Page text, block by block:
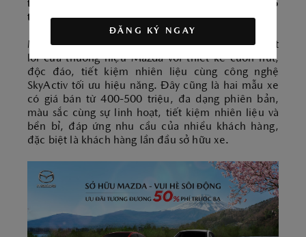
tương đương 50% phí trước bạ (áp dụng tùy theo
từng mẫu xe và phiên bản).
Mazda2 và Mazda CX-3 thừa hưởng các giá trị cốt
lõi của thương hiệu Mazda với thiết kế cuốn hút,
độc đáo, tiết kiệm nhiên liệu cùng công nghệ
SkyActiv tối ưu hiệu năng. Đây cũng là hai mẫu xe
có giá bán từ 400-500 triệu, đa dạng phiên bản,
màu sắc cùng sự linh hoạt, tiết kiệm nhiên liệu và
bền bỉ, đáp ứng nhu cầu của nhiều khách hàng,
đặc biệt là khách hàng lần đầu sở hữu xe.
ĐĂNG KÝ NGAY